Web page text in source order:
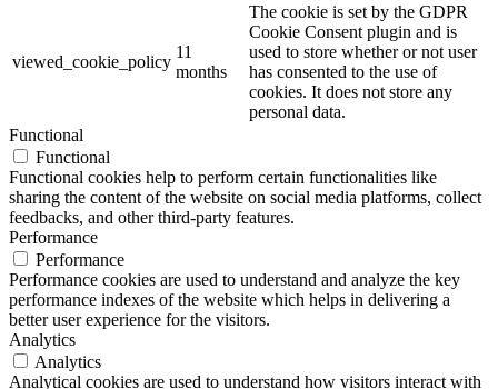
viewed_cookie_policy
11
months
The cookie is set by the GDPR
Cookie Consent plugin and is
used to store whether or not user
has consented to the use of
cookies. It does not store any
personal data.
Functional
Functional
Functional cookies help to perform certain functionalities like
sharing the content of the website on social media platforms, collect
feedbacks, and other third-party features.
Performance
Performance
Performance cookies are used to understand and analyze the key
performance indexes of the website which helps in delivering a
better user experience for the visitors.
Analytics
Analytics
Analytical cookies are used to understand how visitors interact with